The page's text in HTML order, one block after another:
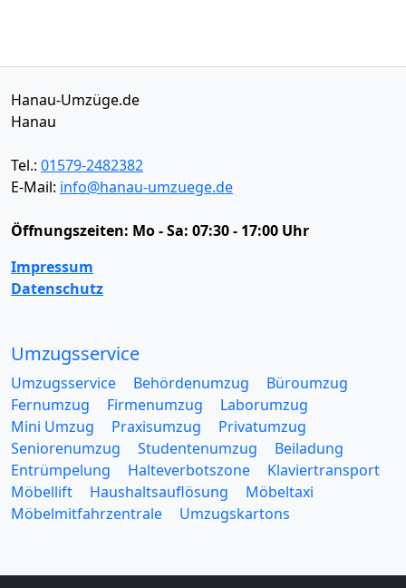
Hanau-Umzüge.de
Hanau
Tel.: 01579-2482382
E-Mail: info@hanau-umzuege.de
Öffnungszeiten: Mo - Sa: 07:30 - 17:00 Uhr
Impressum
Datenschutz
Umzugsservice
Umzugsservice Behördenumzug
Büroumzug
Fernumzug
Firmenumzug
Laborumzug
Mini Umzug
Praxisumzug
Privatumzug
Seniorenumzug
Studentenumzug
Beiladung
Entrümpelung
Halteverbotszone
Klaviertransport
Möbellift
Haushaltsauflösung
Möbeltaxi
Möbelmitfahrzentrale
Umzugskartons